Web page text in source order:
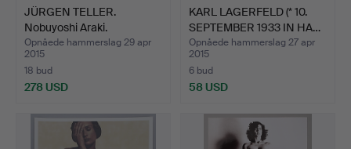
JÜRGEN TELLER.
Nobuyoshi Araki.
Opnåede hammerslag 29 apr
2015
18 bud
278 USD
KARL LAGERFELD (* 10.
SEPTEMBER 1933 IN HA…
Opnåede hammerslag 27 apr
2015
6 bud
58 USD